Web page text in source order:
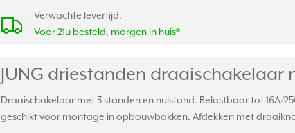
Verwachte levertijd:
Voor 21u besteld, morgen in huis*
JUNG driestanden draaischakelaar
Draaischakelaar met 3 standen en nulstand. Belastbaar tot 16A/
geschikt voor montage in opbouwbakken. Afdekken met